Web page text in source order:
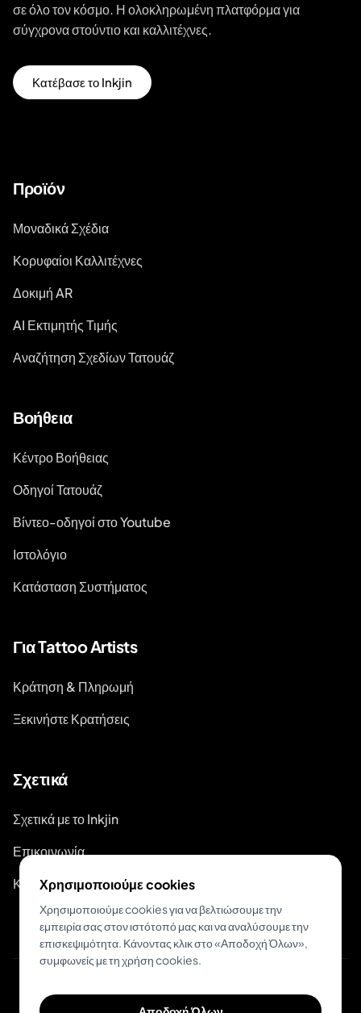
σε όλο τον κόσμο. Η ολοκληρωμένη πλατφόρμα για
σύγχρονα στούντιο και καλλιτέχνες.
Κατέβασε το Inkjin
Προϊόν
Μοναδικά Σχέδια
Κορυφαίοι Καλλιτέχνες
Δοκιμή AR
AI Εκτιμητής Τιμής
Αναζήτηση Σχεδίων Τατουάζ
Βοήθεια
Κέντρο Βοήθειας
Οδηγοί Τατουάζ
Βίντεο-οδηγοί στο Youtube
Ιστολόγιο
Κατάσταση Συστήματος
Για Tattoo Artists
Κράτηση & Πληρωμή
Ξεκινήστε Κρατήσεις
Σχετικά
Σχετικά με το Inkjin
Επικοινωνία
Κιτ Επωνυμίας
© 2026 Inkjin
Χρησιμοποιούμε cookies
Χρησιμοποιούμε cookies για να βελτιώσουμε την
εμπειρία σας στον ιστότοπό μας και να αναλύσουμε την
επισκεψιμότητα. Κάνοντας κλικ στο «Αποδοχή Όλων»,
συμφωνείς με τη χρήση cookies.